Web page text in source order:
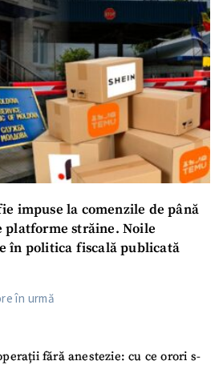
SUSȚINE
impuse la comenzile de până
platforme străine. Noile
în politica fiscală publicată
în urmă
fără anestezie: cu ce orori s-